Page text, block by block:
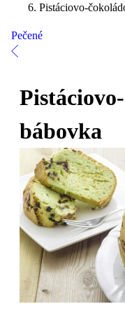
Pistáciovo-
Pečené
bábovka